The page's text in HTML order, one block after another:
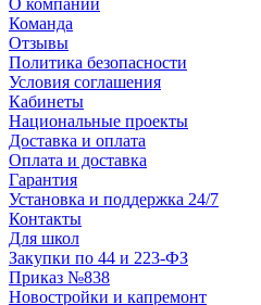
О компании
Команда
Отзывы
Политика безопасности
Условия соглашения
Кабинеты
Национальные проекты
Доставка и оплата
Оплата и доставка
Гарантия
Установка и поддержка 24/7
Контакты
Для школ
Закупки по 44 и 223-ФЗ
Приказ №838
Новостройки и капремонт